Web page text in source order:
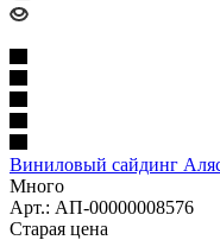
Виниловый сайдинг
Много
Арт.: АП-00000008576
Старая цена